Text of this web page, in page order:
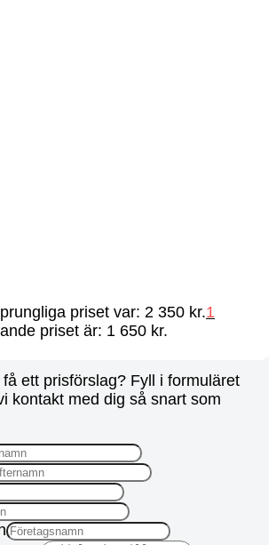
priset var: 2 350 kr.1
priset är: 1 650 kr.
ett prisförslag? Fyll i formuläret
kontakt med dig så snart som